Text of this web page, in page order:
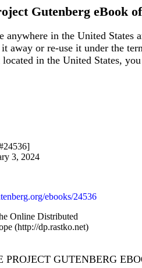
Gutenberg eBook of
anywhere in the United
away or re-use it under the
in the United States,
3, 2024
ebooks/24536
Online Distributed
(http://dp.rastko.net)
PROJECT GUTENBERG